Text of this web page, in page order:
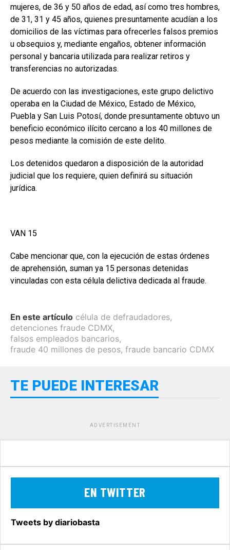
mujeres, de 36 y 50 años de edad, así como tres hombres,
de 31, 31 y 45 años, quienes presuntamente acudían a los
domicilios de las víctimas para ofrecerles falsos premios
u obsequios y, mediante engaños, obtener información
personal y bancaria utilizada para realizar retiros y
transferencias no autorizadas.
De acuerdo con las investigaciones, este grupo delictivo
operaba en la Ciudad de México, Estado de México,
Puebla y San Luis Potosí, donde presuntamente obtuvo un
beneficio económico ilícito cercano a los 40 millones de
pesos mediante la comisión de este delito.
Los detenidos quedaron a disposición de la autoridad
judicial que los requiere, quien definirá su situación
jurídica.
VAN 15
Cabe mencionar que, con la ejecución de estas órdenes
de aprehensión, suman ya 15 personas detenidas
vinculadas con esta célula delictiva dedicada al fraude.
En este artículo célula de defraudadores,
detenciones fraude CDMX,
falsos empleados bancarios,
fraude 40 millones de pesos, fraude bancario CDMX
TE PUEDE INTERESAR
ADVERTISEMENT
EN TWITTER
Tweets by diariobasta